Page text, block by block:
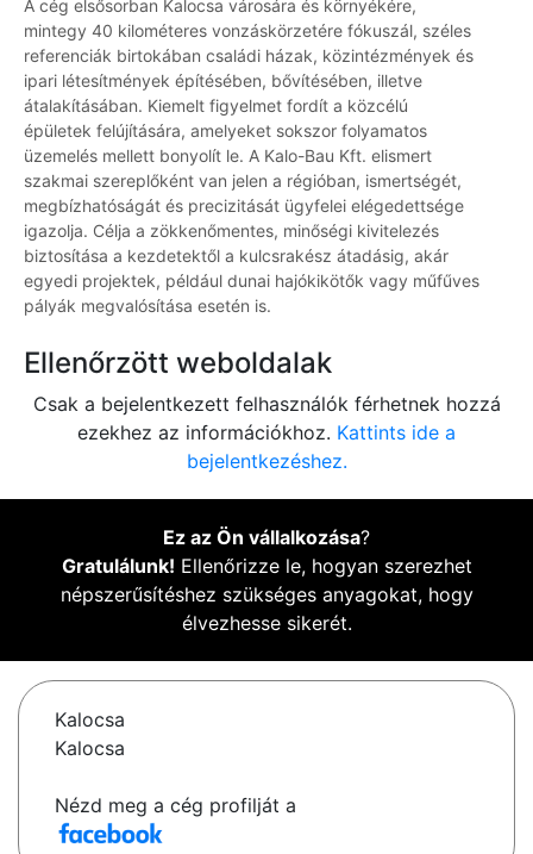
A cég elsősorban Kalocsa városára és környékére,
mintegy 40 kilométeres vonzáskörzetére fókuszál, széles
referenciák birtokában családi házak, közintézmények és
ipari létesítmények építésében, bővítésében, illetve
átalakításában. Kiemelt figyelmet fordít a közcélú
épületek felújítására, amelyeket sokszor folyamatos
üzemelés mellett bonyolít le. A Kalo-Bau Kft. elismert
szakmai szereplőként van jelen a régióban, ismertségét,
megbízhatóságát és precizitását ügyfelei elégedettsége
igazolja. Célja a zökkenőmentes, minőségi kivitelezés
biztosítása a kezdetektől a kulcsrakész átadásig, akár
egyedi projektek, például dunai hajókikötők vagy műfűves
pályák megvalósítása esetén is.
Ellenőrzött weboldalak
Csak a bejelentkezett felhasználók férhetnek hozzá
ezekhez az információkhoz. Kattints ide a
bejelentkezéshez.
Ez az Ön vállalkozása?
Gratulálunk! Ellenőrizze le, hogyan szerezhet
népszerűsítéshez szükséges anyagokat, hogy
élvezhesse sikerét.
Kalocsa
Kalocsa
Nézd meg a cég profilját a